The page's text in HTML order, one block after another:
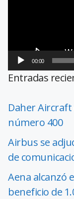
00:00
Entradas
Daher
número 400
Airbus se
de
Aena alcanzó
beneficio de